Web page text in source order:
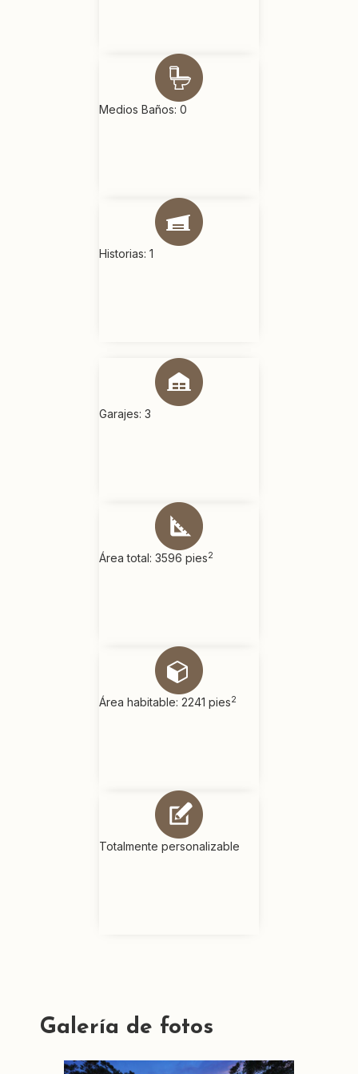
Medios Baños: 0
Historias: 1
Garajes: 3
Área total: 3596 pies2
Área habitable: 2241 pies2
Totalmente personalizable
Galería de fotos